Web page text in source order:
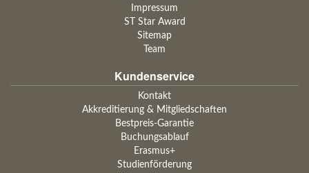
Impressum
ST Star Award
Sitemap
Team
Kundenservice
Kontakt
Akkreditierung & Mitgliedschaften
Bestpreis-Garantie
Buchungsablauf
Erasmus+
Studienförderung